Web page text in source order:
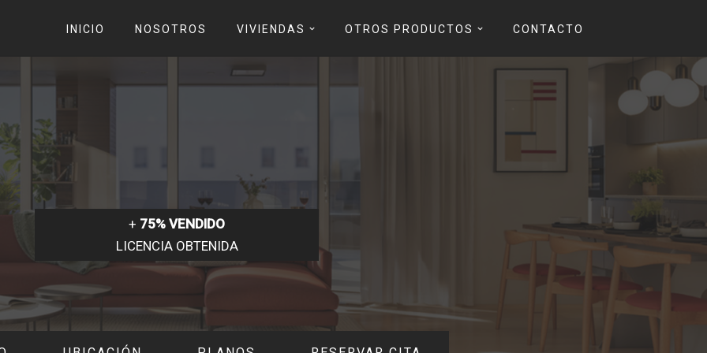
INICIO NOSOTROS VIVIENDAS OTROS PRODUCTOS CONTACTO
+ 75% VENDIDO
LICENCIA OBTENIDA